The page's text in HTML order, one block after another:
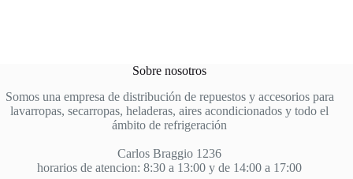
Sobre nosotros
Somos una empresa de distribución de repuestos y accesorios para
lavarropas, secarropas, heladeras, aires acondicionados y todo el
ámbito de refrigeración
Carlos Braggio 1236
horarios de atencion: 8:30 a 13:00 y de 14:00 a 17:00